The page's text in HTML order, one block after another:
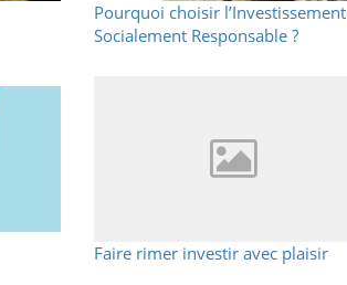
Pourquoi choisir l’Investissement
Socialement Responsable ?
Faire rimer investir avec plaisir